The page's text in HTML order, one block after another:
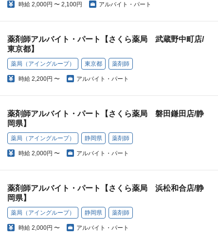
時給 2,000円 〜 2,100円 アルバイト・パート
薬剤師アルバイト・パート【さくら薬局 武蔵野中町店/
東京都】
薬局（アイングループ） 東京都 薬剤師
時給 2,200円 〜 アルバイト・パート
薬剤師アルバイト・パート【さくら薬局 磐田鎌田店/静
岡県】
薬局（アイングループ） 静岡県 薬剤師
時給 2,000円 〜 アルバイト・パート
薬剤師アルバイト・パート【さくら薬局 浜松和合店/静
岡県】
薬局（アイングループ） 静岡県 薬剤師
時給 2,000円 〜 アルバイト・パート